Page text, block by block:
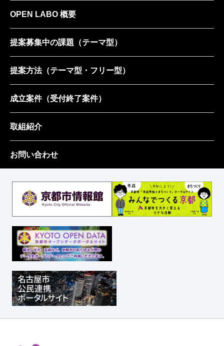
OPEN LABO 概要
提案募集中の課題 （テーマ型）
提案方法（テーマ型・フリー型）
成立案件（受付終了案件）
取組紹介
お問い合わせ